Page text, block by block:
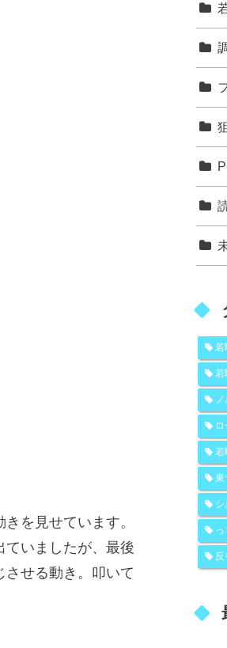
を見せています。
ていましたが、最後
せる動き。叩いて
若
若
若
東
っ